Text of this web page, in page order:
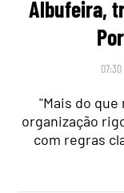
Albufeira,
"Mais do
organização
com regras